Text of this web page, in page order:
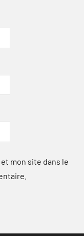
mon site dans le